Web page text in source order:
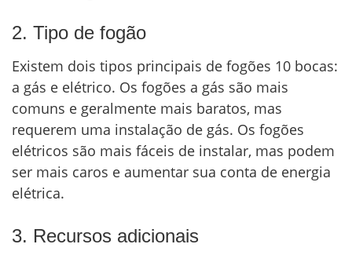
2. Tipo de fogão
Existem dois tipos principais de fogões 10 bocas:
a gás e elétrico. Os fogões a gás são mais
comuns e geralmente mais baratos, mas
requerem uma instalação de gás. Os fogões
elétricos são mais fáceis de instalar, mas podem
ser mais caros e aumentar sua conta de energia
elétrica.
3. Recursos adicionais